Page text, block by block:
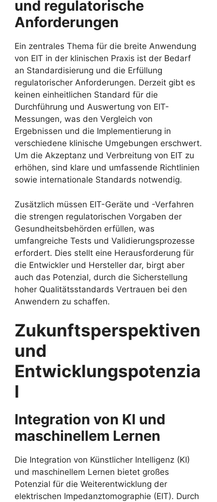
und regulatorische
Anforderungen
Ein zentrales Thema für die breite Anwendung
von EIT in der klinischen Praxis ist der Bedarf
an Standardisierung und die Erfüllung
regulatorischer Anforderungen. Derzeit gibt es
keinen einheitlichen Standard für die
Durchführung und Auswertung von EIT-
Messungen, was den Vergleich von
Ergebnissen und die Implementierung in
verschiedene klinische Umgebungen erschwert.
Um die Akzeptanz und Verbreitung von EIT zu
erhöhen, sind klare und umfassende Richtlinien
sowie internationale Standards notwendig.
Zusätzlich müssen EIT-Geräte und -Verfahren
die strengen regulatorischen Vorgaben der
Gesundheitsbehörden erfüllen, was
umfangreiche Tests und Validierungsprozesse
erfordert. Dies stellt eine Herausforderung für
die Entwickler und Hersteller dar, birgt aber
auch das Potenzial, durch die Sicherstellung
hoher Qualitätsstandards Vertrauen bei den
Anwendern zu schaffen.
Zukunftsperspektiven
und
Entwicklungspotenzia
l
Integration von KI und
maschinellem Lernen
Die Integration von Künstlicher Intelligenz (KI)
und maschinellem Lernen bietet großes
Potenzial für die Weiterentwicklung der
elektrischen Impedanztomographie (EIT). Durch